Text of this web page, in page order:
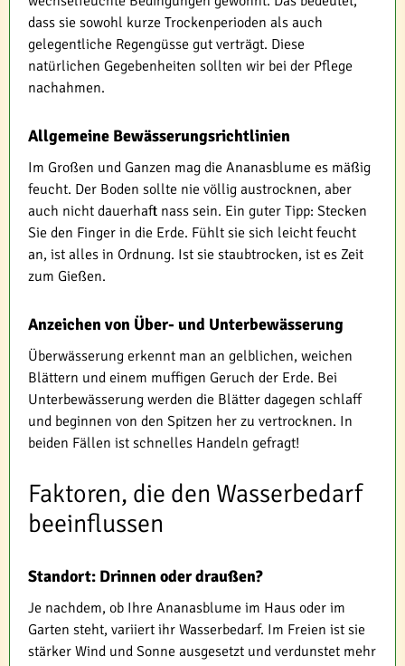
dass sie sowohl kurze Trockenperioden als auch
gelegentliche Regengüsse gut verträgt. Diese
natürlichen Gegebenheiten sollten wir bei der Pflege
nachahmen.
Allgemeine Bewässerungsrichtlinien
Im Großen und Ganzen mag die Ananasblume es mäßig
feucht. Der Boden sollte nie völlig austrocknen, aber
auch nicht dauerhaft nass sein. Ein guter Tipp: Stecken
Sie den Finger in die Erde. Fühlt sie sich leicht feucht
an, ist alles in Ordnung. Ist sie staubtrocken, ist es Zeit
zum Gießen.
Anzeichen von Über- und Unterbewässerung
Überwässerung erkennt man an gelblichen, weichen
Blättern und einem muffigen Geruch der Erde. Bei
Unterbewässerung werden die Blätter dagegen schlaff
und beginnen von den Spitzen her zu vertrocknen. In
beiden Fällen ist schnelles Handeln gefragt!
Faktoren, die den Wasserbedarf
beeinflussen
Standort: Drinnen oder draußen?
Je nachdem, ob Ihre Ananasblume im Haus oder im
Garten steht, variiert ihr Wasserbedarf. Im Freien ist sie
stärker Wind und Sonne ausgesetzt und verdunstet mehr